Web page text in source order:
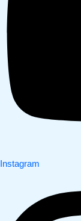
Instagram